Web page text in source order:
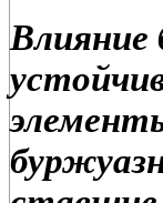
Влияние